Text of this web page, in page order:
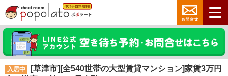
入居中
[草津市][全540世帯の大型賃貸マンション]家賃3万円